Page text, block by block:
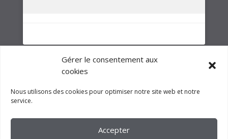
Gérer le consentement aux
cookies
Nous utilisons des cookies pour optimiser notre site web et notre
service.
Accepter